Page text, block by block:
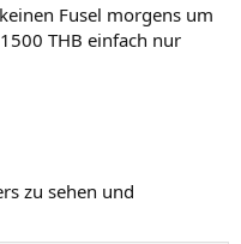
Fusel morgens um
THB einfach nur
zu sehen und